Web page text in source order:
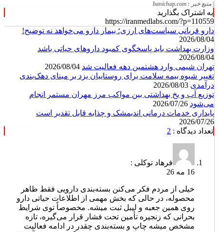
| منبع خبر : banichap.com
به اشتراک بگذارید
https://iranmedlabs.com/?p=110559
دارو قربانی سیاست‌های ارزی؛ بیمار دارو می‌خواهد نه توضیح!
2026/08/04
وزارت بهداشت باید پاسخگوی کمبود داروهای حیاتی باشد
2026/08/04
تهران شیمی وارد هشتمین دهه فعالیت شد
تغییر شیوه بیمه سلامت برای روستاییان یزد بر مبنای دهک‌بندی
درآمدی
توزیع آب و یخ بهداشتی بین مواکب مرز مهران مستمر انجام
می‌شود
پایداری خدمات درمانی اندیمشک و چذابه قابل تقدیر است
2026/07/26
تعداد دیدگاه : 2
فرهاد توکلی :
16 مه 26
خیلی از مردم فکر می‌کنن بسته‌بندی دارویی فقط ظاهر
محصوله، در حالی که بخش مهمی از اطلاعات حیاتی دارو
روی همین جعبه و لیبل ثبت میشه. مخصوصاً توی شرایط
بحرانی که زنجیره تأمین تحت فشار قرار می‌گیره، تازه
مشخص میشه چاپ و بسته‌بندی چقدر در ادامه فعالیت